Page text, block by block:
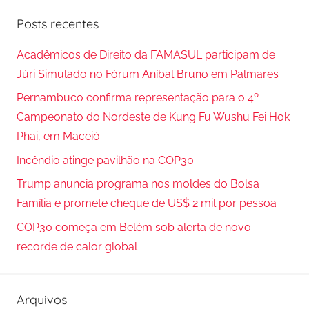
i
s
a
r
p
r
Posts recentes
Acadêmicos de Direito da FAMASUL participam de
Júri Simulado no Fórum Aníbal Bruno em Palmares
Pernambuco confirma representação para o 4º
Campeonato do Nordeste de Kung Fu Wushu Fei Hok
Phai, em Maceió
Incêndio atinge pavilhão na COP30
Trump anuncia programa nos moldes do Bolsa
Família e promete cheque de US$ 2 mil por pessoa
COP30 começa em Belém sob alerta de novo
recorde de calor global
Arquivos